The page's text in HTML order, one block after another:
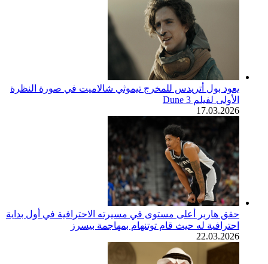
يعود بول أتريدس للمخرج تيموثي شالاميت في صورة النظرة
الأولى لفيلم Dune 3
17.03.2026
حقق هاربر أعلى مستوى في مسيرته الاحترافية في أول بداية
احترافية له حيث قام توتنهام بمهاجمة بيسرز
22.03.2026